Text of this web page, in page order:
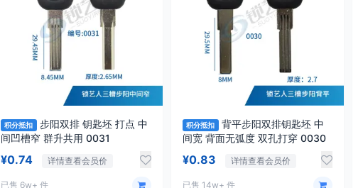
积分抵扣
步阳双排 钥匙坯 打点 中
间凹槽窄 群升共用 0031
¥0.74 详情查看会员价
已售 6w+ 件
积分抵扣
背平步阳双排钥匙坯 中
间宽 背面无弧度 双孔打穿 0030
¥0.83 详情查看会员价
已售 14w+ 件